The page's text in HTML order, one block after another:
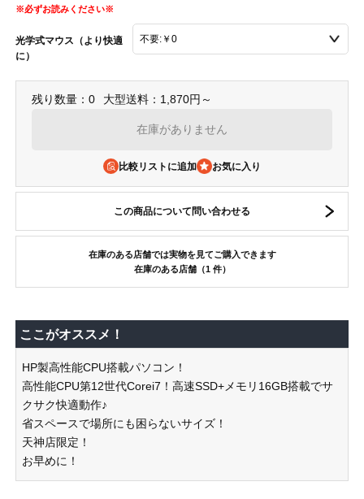
※必ずお読みください※
光学式マウス（より快適
に）
残り数量：0 大型送料：1,870円～
在庫がありません
比較リストに追加
この商品について問い合わせる
在庫のある店舗では実物を見てご購入できます
在庫のある店舗（1 件）
ここがオススメ！
HP製高性能CPU搭載パソコン！
高性能CPU第12世代Corei7！高速SSD+メモリ16GB搭載でサ
クサク快適動作♪
省スペースで場所にも困らないサイズ！
天神店限定！
お早めに！